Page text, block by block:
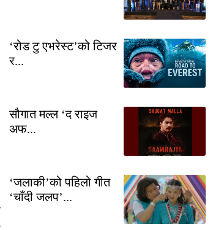
‘रोड टु एभरेस्ट’को टिजर
र...
सौगात मल्ल ‘द राइज
अफ...
‘जलाकी’को पहिलो गीत
‘चाँदी जलप’...